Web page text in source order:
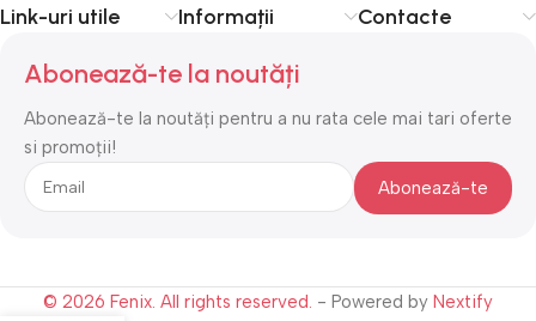
Link-uri utile Informații Contacte
Abonează-te la noutăți
Abonează-te la noutăți pentru a nu rata cele mai tari oferte
si promoții!
© 2026 Fenix. All rights reserved. - Powered by Nextify